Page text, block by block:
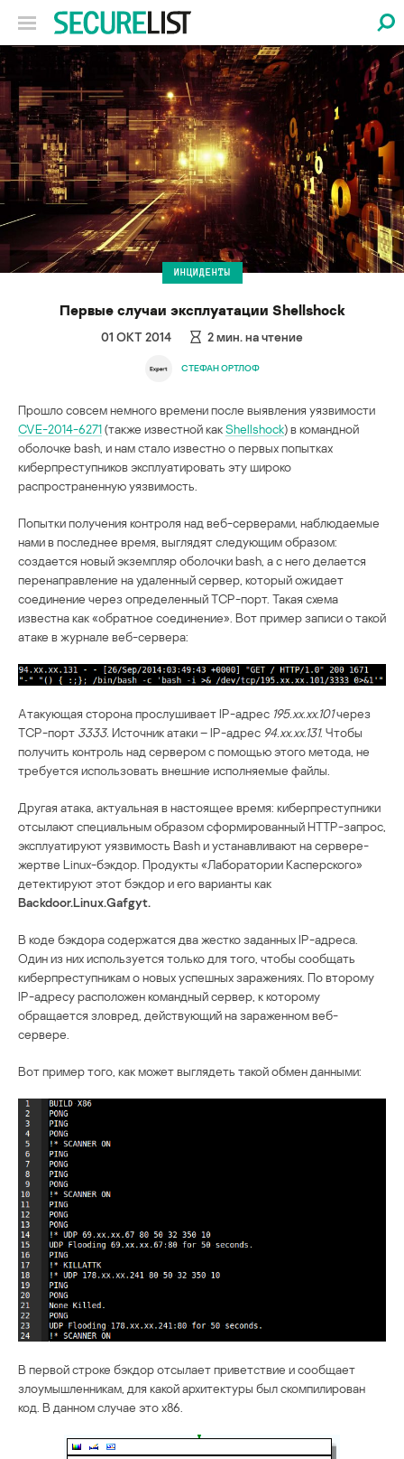
ИНЦИДЕНТЫ
Первые случаи эксплуатации Shellshock
01 ОКТ 2014 2мин. на чтение
СТЕФАН ОРТЛОФ
Прошло совсем немного времени после выявления уязвимости
CVE-2014-6271(также известной какShellshock) в командной
оболочке bash, и нам стало известно о первых попытках
киберпреступников эксплуатировать эту широко
распространенную уязвимость.
Попытки получения контроля над веб-серверами, наблюдаемые
нами в последнее время, выглядят следующим образом:
создается новый экземпляр оболочки bash, а с него делается
перенаправление на удаленный сервер, который ожидает
соединение через определенный TCP-порт. Такая схема
известна как «обратное соединение». Вот пример записи о такой
атаке в журнале веб-сервера:
Атакующая сторона прослушивает IP-адрес 195.xx.xx.101через
TCP-порт 3333. Источник атаки – IP-адрес 94.xx.xx.131. Чтобы
получить контроль над сервером с помощью этого метода, не
требуется использовать внешние исполняемые файлы.
Другая атака, актуальная в настоящее время: киберпреступники
отсылают специальным образом сформированный HTTP-запрос,
эксплуатируют уязвимость Bash и устанавливают на сервере-
жертве Linux-бэкдор. Продукты «Лаборатории Касперского»
детектируют этот бэкдор и его варианты как
Backdoor.Linux.Gafgyt.
В коде бэкдора содержатся два жестко заданных IP-адреса.
Один из них используется только для того, чтобы сообщать
киберпреступникам о новых успешных заражениях. По второму
IP-адресу расположен командный сервер, к которому
обращается зловред, действующий на зараженном веб-
сервере.
Вот пример того, как может выглядеть такой обмен данными:
В первой строке бэкдор отсылает приветствие и сообщает
злоумышленникам, для какой архитектуры был скомпилирован
код. В данном случае это x86.